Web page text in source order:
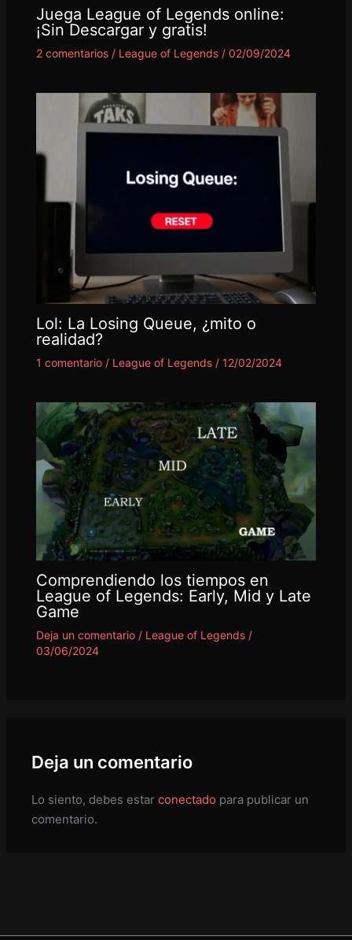
Juega League of Legends online:
¡Sin Descargar y gratis!
2 comentarios / League of Legends/ 02/09/2024
Lol: La Losing Queue, ¿mito o
realidad?
1 comentario / League of Legends/ 12/02/2024
Comprendiendo los tiempos en
League of Legends: Early, Mid y Late
Game
Deja un comentario / League of Legends/
03/06/2024
Deja un comentario
Lo siento, debes estarconectado para publicar un
comentario.